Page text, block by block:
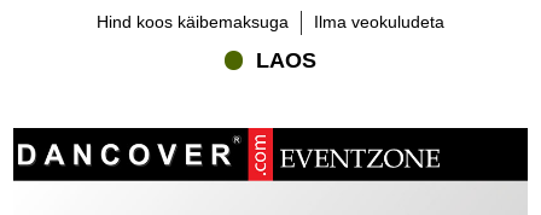
Hind koos käibemaksuga Ilma veokuludeta
LAOS